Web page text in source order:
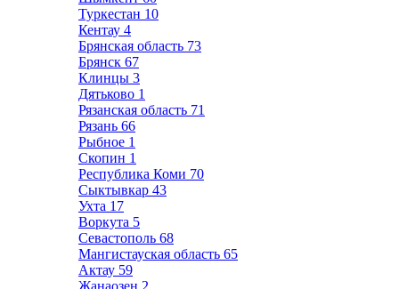
Туркестан 10
Кентау 4
Брянская область 73
Брянск 67
Клинцы 3
Дятьково 1
Рязанская область 71
Рязань 66
Рыбное 1
Скопин 1
Республика Коми 70
Сыктывкар 43
Ухта 17
Воркута 5
Севастополь 68
Мангистауская область 65
Актау 59
Жанаозен 2